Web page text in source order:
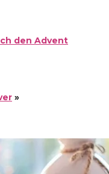
den Advent
»